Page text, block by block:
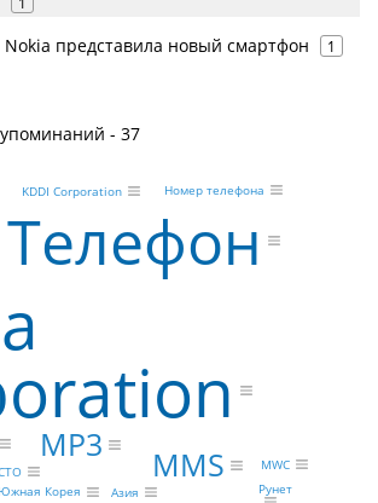
Nokia представила новый смартфон 1
- 37
Телефон
MP3 MMS
Южная Корея
Азия
Номер телефона
Рунет
MWC
KDDI Corporation